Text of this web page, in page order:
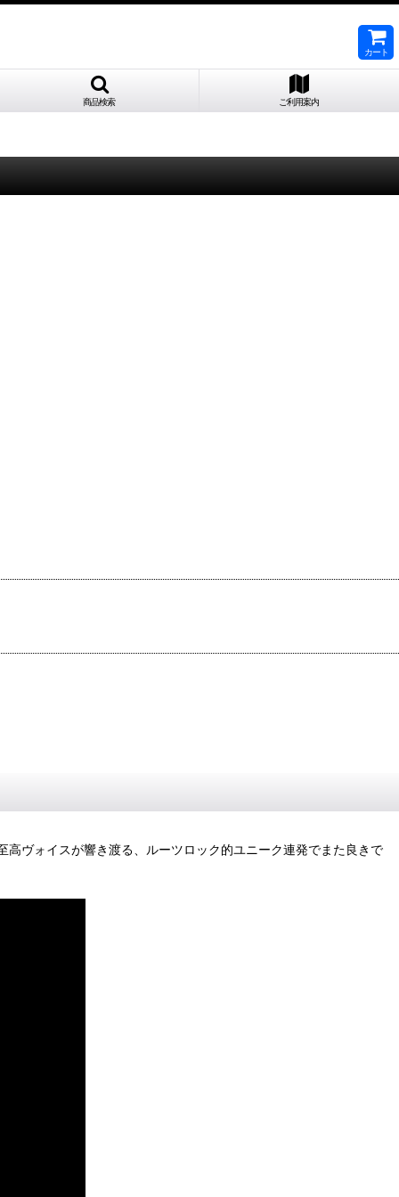
カート
商品検索 ご利用案内
ヴォイスが響き渡る、ルーツロック的ユニーク連発でまた良きで